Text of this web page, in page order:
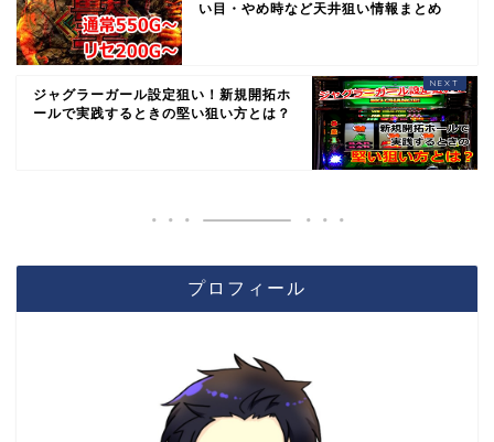
い目・やめ時など天井狙い情報まとめ
ジャグラーガール設定狙い！新規開拓ホ
ールで実践するときの堅い狙い方とは？
プロフィール